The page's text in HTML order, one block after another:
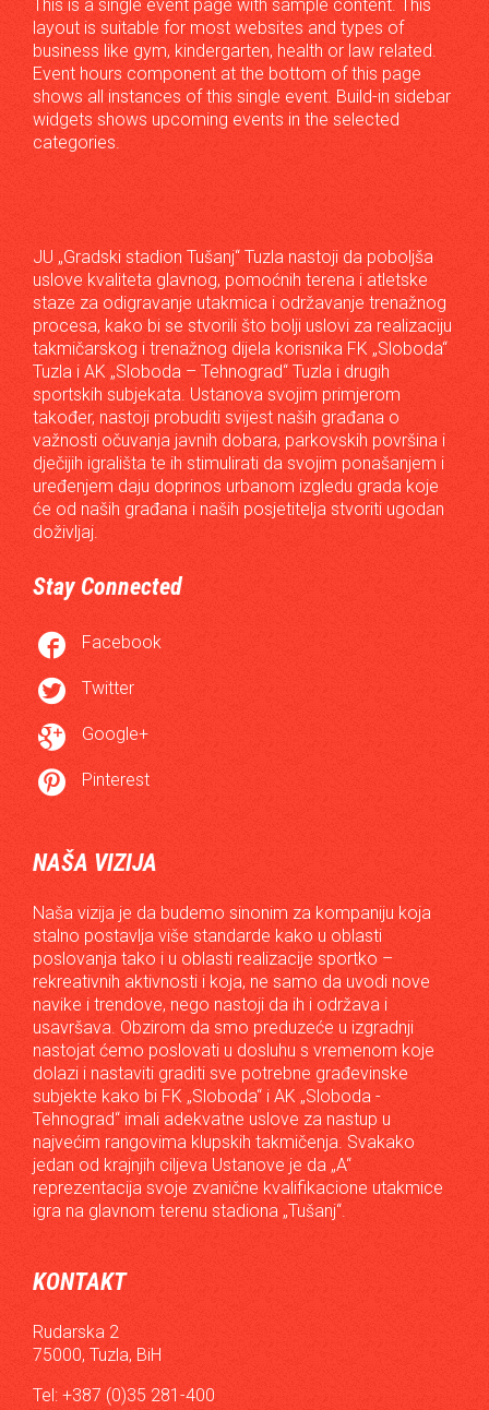
This is a single event page with sample content. This
layout is suitable for most websites and types of
business like gym, kindergarten, health or law related.
Event hours component at the bottom of this page
shows all instances of this single event. Build-in sidebar
widgets shows upcoming events in the selected
categories.
JU „Gradski stadion Tušanj“ Tuzla nastoji da poboljša
uslove kvaliteta glavnog, pomoćnih terena i atletske
staze za odigravanje utakmica i održavanje trenažnog
procesa, kako bi se stvorili što bolji uslovi za realizaciju
takmičarskog i trenažnog dijela korisnika FK „Sloboda“
Tuzla i AK „Sloboda – Tehnograd“ Tuzla i drugih
sportskih subjekata. Ustanova svojim primjerom
također, nastoji probuditi svijest naših građana o
važnosti očuvanja javnih dobara, parkovskih površina i
dječijih igrališta te ih stimulirati da svojim ponašanjem i
uređenjem daju doprinos urbanom izgledu grada koje
će od naših građana i naših posjetitelja stvoriti ugodan
doživljaj.
Stay Connected
 Facebook
 Twitter
 Google+
 Pinterest
NAŠA VIZIJA
Naša vizija je da budemo sinonim za kompaniju koja
stalno postavlja više standarde kako u oblasti
poslovanja tako i u oblasti realizacije sportko –
rekreativnih aktivnosti i koja, ne samo da uvodi nove
navike i trendove, nego nastoji da ih i održava i
usavršava. Obzirom da smo preduzeće u izgradnji
nastojat ćemo poslovati u dosluhu s vremenom koje
dolazi i nastaviti graditi sve potrebne građevinske
subjekte kako bi FK „Sloboda“ i AK „Sloboda -
Tehnograd“ imali adekvatne uslove za nastup u
najvećim rangovima klupskih takmičenja. Svakako
jedan od krajnjih ciljeva Ustanove je da „A“
reprezentacija svoje zvanične kvalifikacione utakmice
igra na glavnom terenu stadiona „Tušanj“.
KONTAKT
Rudarska 2
75000, Tuzla, BiH
Tel: +387 (0)35 281-400